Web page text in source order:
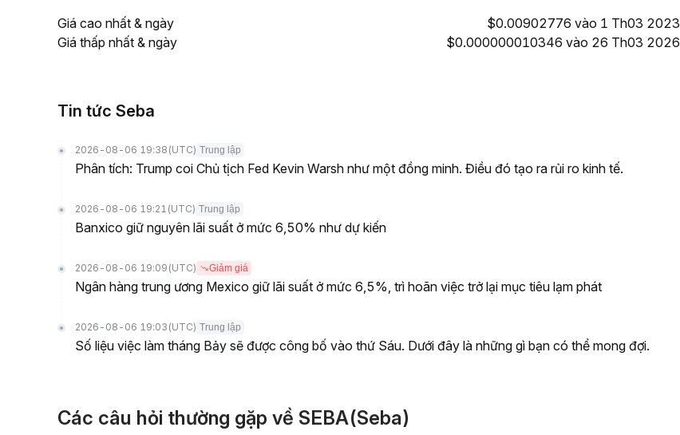
Giá cao nhất & ngày
$0.00902776 vào 1 Th03 2023
Giá thấp nhất & ngày
$0.000000010346 vào 26 Th03 2026
Tin tức Seba
2026-08-06 19:38 (UTC) Trung lập
Phân tích: Trump coi Chủ tịch Fed Kevin Warsh như một đồng minh. Điều đó tạo ra rủi ro kinh tế.
2026-08-06 19:21 (UTC) Trung lập
Banxico giữ nguyên lãi suất ở mức 6,50% như dự kiến
2026-08-06 19:09 (UTC) Giảm giá
Ngân hàng trung ương Mexico giữ lãi suất ở mức 6,5%, trì hoãn việc trở lại mục tiêu lạm phát
2026-08-06 19:03 (UTC) Trung lập
Số liệu việc làm tháng Bảy sẽ được công bố vào thứ Sáu. Dưới đây là những gì bạn có thể mong đợi.
Các câu hỏi thường gặp về SEBA(Seba)